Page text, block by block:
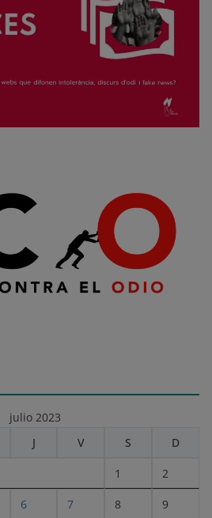
julio 2023
J V S D
1 2
6 7 8 9